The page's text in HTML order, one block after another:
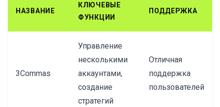
НАЗВАНИЕ
КЛЮЧЕВЫЕ
ФУНКЦИИ
ПОДДЕРЖКА
3Commas
Управление
несколькими
аккаунтами,
создание
стратегий
Отличная
поддержка
пользователей